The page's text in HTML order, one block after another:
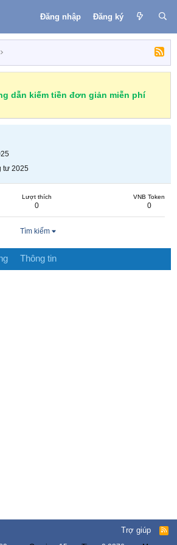
Đăng nhập Đăng ký
dẫn kiếm tiền đơn giản miễn phí
tư 2025
Lượt thích
0
VNB Token
0
Tìm kiếm
Thông tin
Trợ giúp
R